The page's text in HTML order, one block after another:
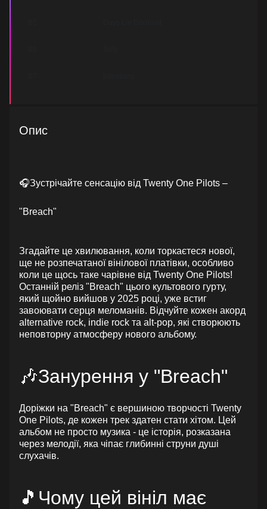
Опис
🎧Зустрічайте сенсацію від Twenty One Pilots –
"Breach"
Згадайте це хвилювання, коли торкаєтеся нової,
ще не розпечатаної вінілової платівки, особливо
коли це щось таке чарівне від Twenty One Pilots!
Останній реліз "Breach" цього культового гурту,
який щойно вийшов у 2025 році, уже встиг
завоювати серця меломанів. Відчуйте кожен акорд
alternative rock, indie rock та alt-pop, які створюють
неповторну атмосферу нового альбому.
🎶Занурення у "Breach"
Доріжки на "Breach" є вершиною творчості Twenty
One Pilots, де кожен трек здатен стати хітом. Цей
альбом не просто музика - це історія, розказана
через мелодії, яка чіпає глибинні струни душі
слухачів.
🎵Чому цей вініл має